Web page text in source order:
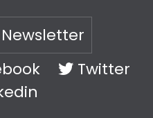
Twitter